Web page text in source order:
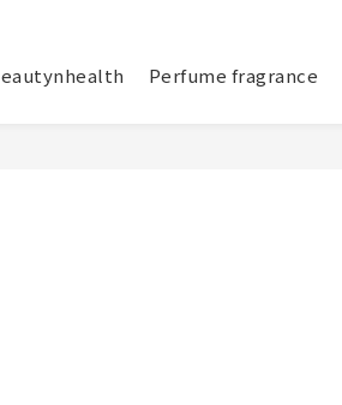
Perfume fragrance